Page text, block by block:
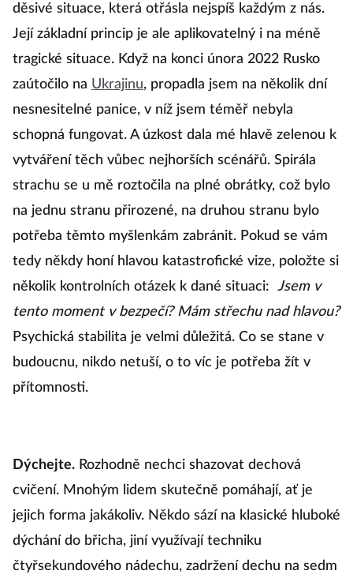
děsivé situace, která otřásla nejspíš každým z nás.
Její základní princip je ale aplikovatelný i na méně
tragické situace. Když na konci února 2022 Rusko
zaútočilo na Ukrajinu, propadla jsem na několik dní
nesnesitelné panice, v níž jsem téměř nebyla
schopná fungovat. A úzkost dala mé hlavě zelenou k
vytváření těch vůbec nejhorších scénářů. Spirála
strachu se u mě roztočila na plné obrátky, což bylo
na jednu stranu přirozené, na druhou stranu bylo
potřeba těmto myšlenkám zabránit. Pokud se vám
tedy někdy honí hlavou katastrofické vize, položte si
několik kontrolních otázek k dané situaci:
Jsem v
tento moment v bezpečí? Mám střechu nad hlavou?
Psychická stabilita je velmi důležitá. Co se stane v
budoucnu, nikdo netuší, o to víc je potřeba žít v
přítomnosti.
Dýchejte. Rozhodně nechci shazovat dechová
cvičení. Mnohým lidem skutečně pomáhají, ať je
jejich forma jakákoliv. Někdo sází na klasické hluboké
dýchání do břicha, jiní využívají techniku
čtyřsekundového nádechu, zadržení dechu na sedm